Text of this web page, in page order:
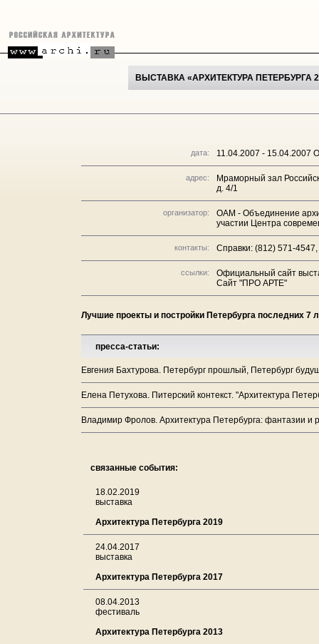
ВЫСТАВКА «АРХИТЕКТУРА ПЕТЕРБУРГА
дата: 11.04.2007 - 15.04.2007
адрес:
Мраморный зал
д. 4/1
организатор:
ОАМ - Объединение
участии Центра
контакты: Справки: (812) 571-
ссылки:
Официальный сайт
Сайт "ПРО АРТЕ"
Лучшие проекты и постройки Петербурга последних 7
пресса-статьи:
Евгения Бахтурова. Петербург прошлый, Петербург
Елена Петухова. Питерский контекст. "Архитектура
Владимир Фролов. Архитектура Петербурга: фантазии и
связанные события:
18.02.2019
выставка
Архитектура Петербурга 2019
24.04.2017
выставка
Архитектура Петербурга 2017
08.04.2013
фестиваль
Архитектура Петербурга 2013